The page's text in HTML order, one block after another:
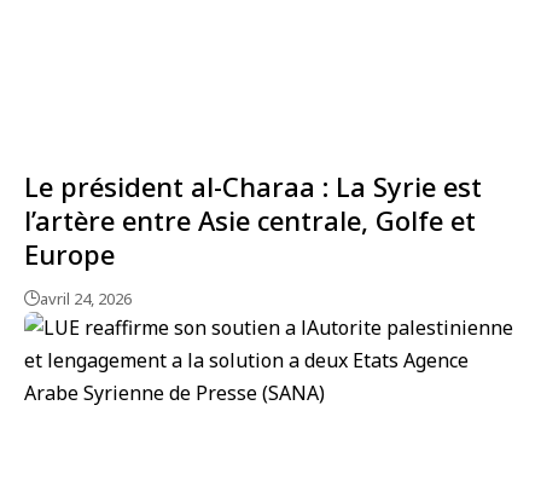
Le président al-Charaa : La Syrie est
l’artère entre Asie centrale, Golfe et
Europe
avril 24, 2026